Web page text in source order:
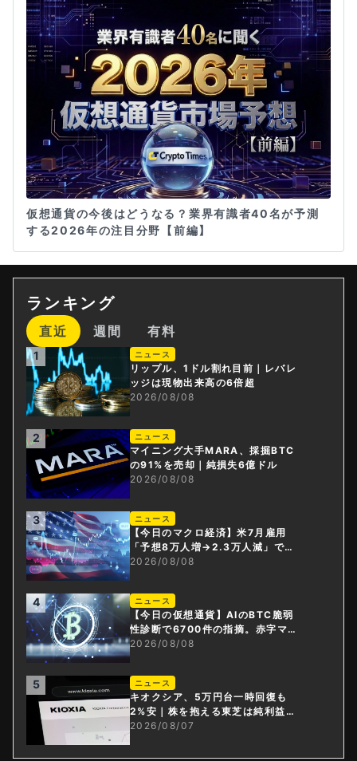
仮想通貨の今後はどうなる？業界有識者40名が予測
する2026年の注目分野【前編】
ランキング
直近 週間 有料
1 ニュース
リップル、1ドル割れ目前｜レバレ
ッジは現物出来高の6倍超
2026/08/08
2 ニュース
マイニング大手MARA、採掘BTC
の91%を売却｜純損失6億ドル
2026/08/08
3 ニュース
【今日のマクロ経済】米7月雇用
「予想8万人増→2.3万人減」で利
上げ観測後退
2026/08/08
4 ニュース
【今日の仮想通貨】AIのBTC脆弱
性診断で6700件の指摘。赤字マイ
ニング企業はAIに賭ける
2026/08/08
5 ニュース
キオクシア、5万円台一時回復も
2%安｜株を抱える東芝は純利益3
0倍
2026/08/07